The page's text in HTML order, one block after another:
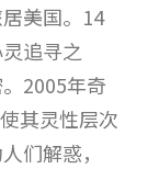
美国。14
追寻之
2005年奇
其灵性层次
们解惑，